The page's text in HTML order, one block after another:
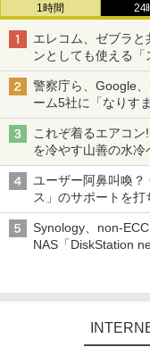
1時間 24
エレコム、ゼブラ
ンとしても使える
も、持ち替えずに書
警察庁ら、Google
ーム5社に「なりす
真や映像を使った
これぞ着るエアコ
を冷やす山善の水冷
ち・ざ・ろーど！
ユーザー阿鼻叫喚
ス」のサポートを打
Synology、non-
NAS「DiskStation